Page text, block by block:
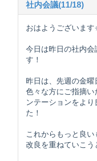
社内会議(11/18)
おはようございま
今日は昨日の社内会
す！
昨日は、先週の金
色々な方にご指摘
ンテーションをよ
た！
これからもっと良
改良を重ねていこう